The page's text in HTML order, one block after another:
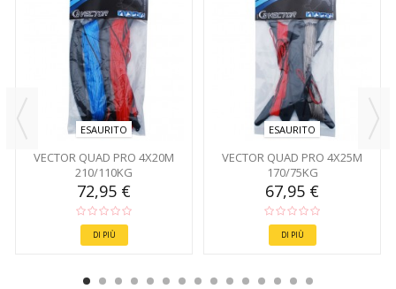
ESAURITO
VECTOR QUAD PRO 4X20M
210/110KG
72,95 €
DI PIÙ
ESAURITO
VECTOR QUAD PRO 4X25M
170/75KG
67,95 €
DI PIÙ